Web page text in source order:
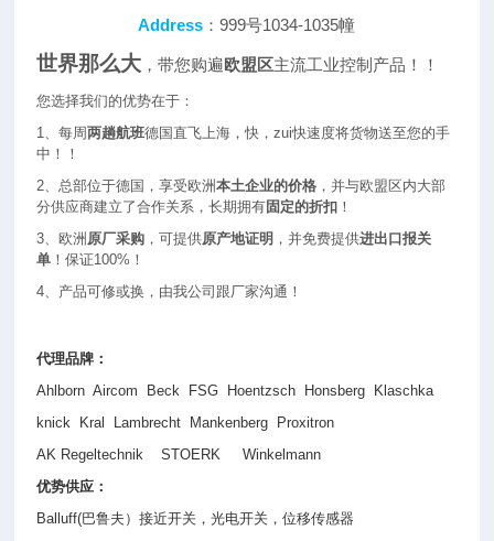
Address ：999号1034-1035幢
世界那么大 ，带您购遍欧盟区主流工业控制产品！！
您选择我们的优势在于：
1、每周两趟航班德国直飞上海，快，zui快速度将货物送至您的手
中！！
2、总部位于德国，享受欧洲本土企业的价格 ，并与欧盟区内大部
分供应商建立了合作关系，长期拥有固定的折扣 ！
3、欧洲 原厂采购 ，可提供原产地证明 ，并免费提供进出口报关
单 ！保证100%！
4、产品可修或换，由我公司跟厂家沟通！
代理品牌：
Ahlborn Aircom Beck FSG Hoentzsch Honsberg Klaschka
knick Kral Lambrecht Mankenberg Proxitron
AK Regeltechnik STOERK Winkelmann
优势供应：
Balluff(巴鲁夫）接近开关，光电开关，位移传感器